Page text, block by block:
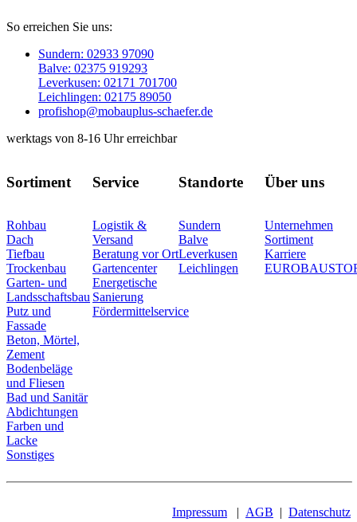
So erreichen Sie uns:
Sundern: 02933 97090
Balve: 02375 919293
Leverkusen: 02171 701700
Leichlingen: 02175 89050
profishop@mobauplus-schaefer.de
werktags von 8-16 Uhr erreichbar
Sortiment
Rohbau
Dach
Tiefbau
Trockenbau
Garten- und
Landsschaftsbau
Putz und
Fassade
Beton, Mörtel,
Zement
Bodenbeläge
und Fliesen
Bad und Sanitär
Abdichtungen
Farben und
Lacke
Sonstiges
Service
Logistik &
Versand
Beratung vor Ort
Gartencenter
Energetische
Sanierung
Fördermittelservice
Standorte
Sundern
Balve
Leverkusen
Leichlingen
Über uns
Unternehmen
Sortiment
Karriere
Impressum | AGB | Datenschutz